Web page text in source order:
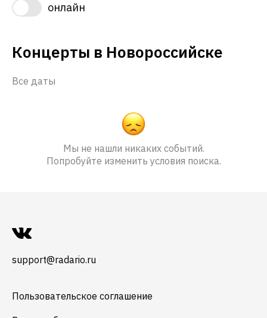
онлайн
Концерты в Новороссийске
Все даты
Мы не нашли никаких событий.
Попробуйте изменить условия поиска.
support@radario.ru
Пользовательское соглашение